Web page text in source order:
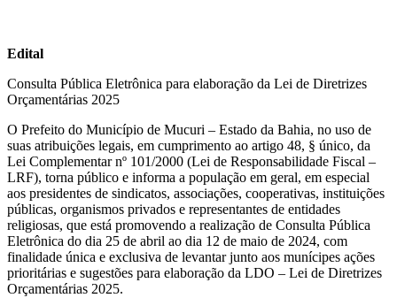
Edital
Consulta Pública Eletrônica para elaboração da Lei de Diretrizes
Orçamentárias 2025
O Prefeito do Município de Mucuri – Estado da Bahia, no uso de
suas atribuições legais, em cumprimento ao artigo 48, § único, da
Lei Complementar nº 101/2000 (Lei de Responsabilidade Fiscal –
LRF), torna público e informa a população em geral, em especial
aos presidentes de sindicatos, associações, cooperativas, instituições
públicas, organismos privados e representantes de entidades
religiosas, que está promovendo a realização de Consulta Pública
Eletrônica do dia 25 de abril ao dia 12 de maio de 2024, com
finalidade única e exclusiva de levantar junto aos munícipes ações
prioritárias e sugestões para elaboração da LDO – Lei de Diretrizes
Orçamentárias 2025.